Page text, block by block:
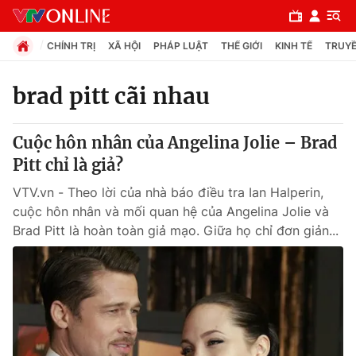
Chuyên mục
Chính trị
Xã hội
Pháp luật
Y tế
Thế giới
CHÍNH TRỊ XÃ HỘI PHÁP LUẬT THẾ GIỚI KINH TẾ
brad pitt cãi nhau
Cuộc hôn nhân của Angelina Jolie – Brad
Pitt chỉ là giả?
VTV.vn - Theo lời của nhà báo điều tra Ian Halperin,
cuộc hôn nhân và mối quan hệ của Angelina Jolie và
Brad Pitt là hoàn toàn giả mạo. Giữa họ chỉ đơn giản...